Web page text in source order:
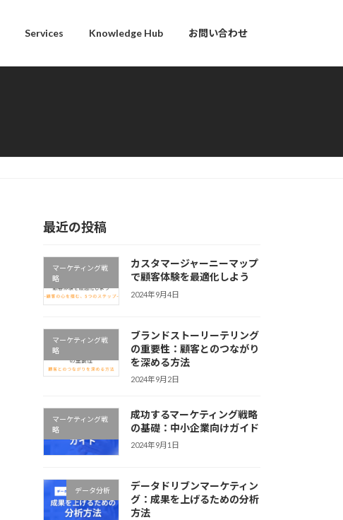
Services Knowledge Hub お問い合わせ
最近の投稿
マーケティング戦
略
カスタマージャーニーマップ
で顧客体験を最適化しよう
2024年9月4日
マーケティング戦
略
ブランドストーリーテリング
の重要性：顧客とのつながり
を深める方法
2024年9月2日
マーケティング戦
略
成功するマーケティング戦略
の基礎：中小企業向けガイド
2024年9月1日
データ分析
データドリブンマーケティン
グ：成果を上げるための分析
方法